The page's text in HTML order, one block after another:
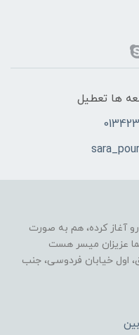
ها تعطیل
خودش رو آغاز کرده، هم به صورت
عزیزان میسر هست
اول خیابان فردوسی، جنب